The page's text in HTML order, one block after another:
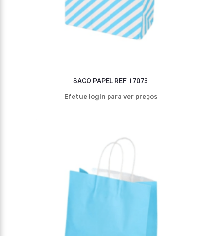
SACO PAPEL REF 17073
Efetue login para ver preços